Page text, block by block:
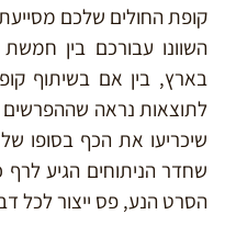
קופת החולים שלכם
השוונו עבורכם בין חמשת
בארץ, בין אם בשיתוף
לתוצאות נראה שההפרשים
שיכריעו את הכף בסופו
שחדר הניתוחים הגיע
הסרט הנע, פס ייצור לכל